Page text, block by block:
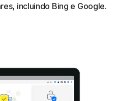
incluindo Bing e Google.